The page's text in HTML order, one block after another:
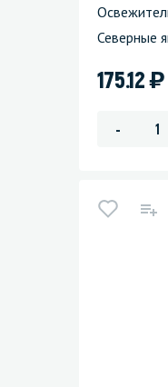
Северные
175.12)
-